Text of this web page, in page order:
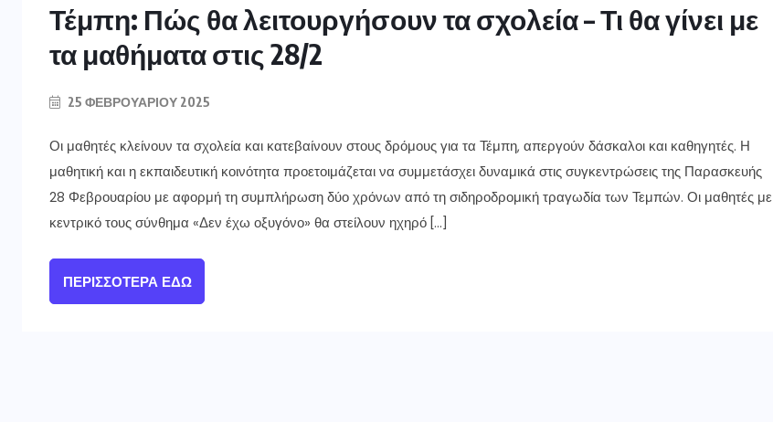
Τέμπη: Πώς θα λειτουργήσουν τα σχολεία – Τι θα γίνει με
τα μαθήματα στις 28/2
25 ΦΕΒΡΟΥΑΡΊΟΥ 2025
Οι μαθητές κλείνουν τα σχολεία και κατεβαίνουν στους δρόμους για τα Τέμπη, απεργούν δάσκαλοι και καθηγητές. Η
μαθητική και η εκπαιδευτική κοινότητα προετοιμάζεται να συμμετάσχει δυναμικά στις συγκεντρώσεις της Παρασκευής
28 Φεβρουαρίου με αφορμή τη συμπλήρωση δύο χρόνων από τη σιδηροδρομική τραγωδία των Τεμπών. Οι μαθητές με
κεντρικό τους σύνθημα «Δεν έχω οξυγόνο» θα στείλουν ηχηρό […]
ΠΕΡΙΣΣΌΤΕΡΑ ΕΔΏ